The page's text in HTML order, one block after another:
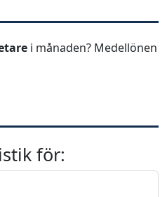
i månaden? Medellönen
för: